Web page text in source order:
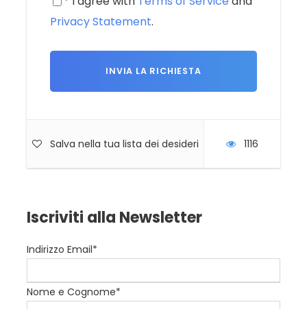
Privacy Statement.
Salva nella tua lista dei desideri 1116
Iscriviti alla Newsletter
Indirizzo Email*
Nome e Cognome*
Extra e Facchinaggio
in struttura (ove previste)
Quanto non menzionato ne “La quota
comprende”
Supplementi e Riduzioni